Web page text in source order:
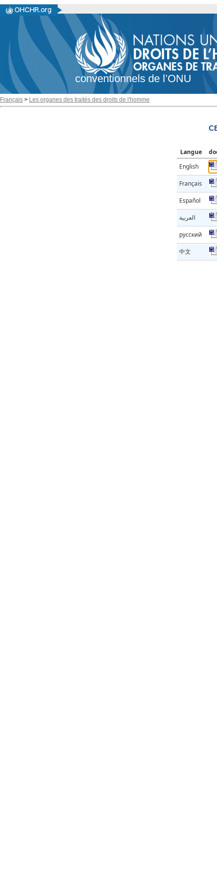
conventionnels de l’ONU
Français > Les organes des traités des droits de l'homme
Langue
English
Français
Español
العربية
русский
中文